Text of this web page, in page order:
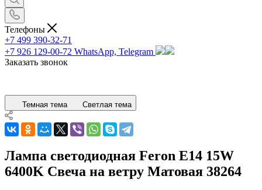
Телефоны
+7 499 390-32-71
+7 926 129-00-72 WhatsApp, Telegram
Заказать звонок
Темная тема Светлая тема
Лампа светодиодная Feron E14 15W
6400K Свеча на ветру Матовая 38264